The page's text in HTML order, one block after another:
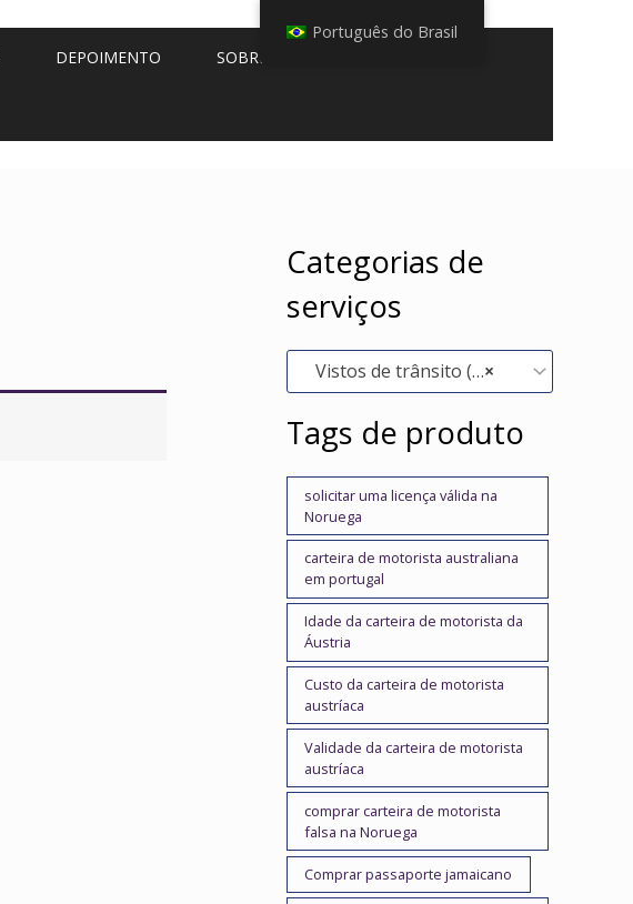
DEPOIMENTO SOBRE NÓS
Categorias de
serviços
×
Vistos de trânsito (0)
Tags de produto
solicitar uma licença válida na
Noruega
carteira de motorista australiana
em portugal
Idade da carteira de motorista da
Áustria
Custo da carteira de motorista
austríaca
Validade da carteira de motorista
austríaca
comprar carteira de motorista
falsa na Noruega
Comprar passaporte jamaicano
Português do Brasil